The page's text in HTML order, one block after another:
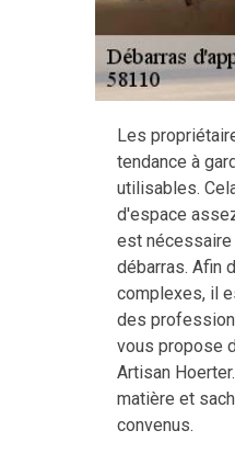
Les
tendance à
utilisables.
d'espace
est nécessaire
débarras. Afin
complexes, il
des
vous propose
Artisan
matière et
convenus.